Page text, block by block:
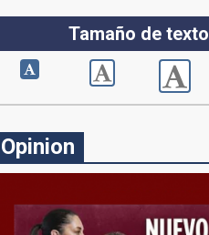
Tamaño de texto
Opinion